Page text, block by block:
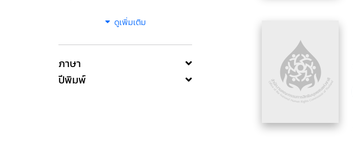
ดูเพิ่มเติม
ภาษา
ปีพิมพ์